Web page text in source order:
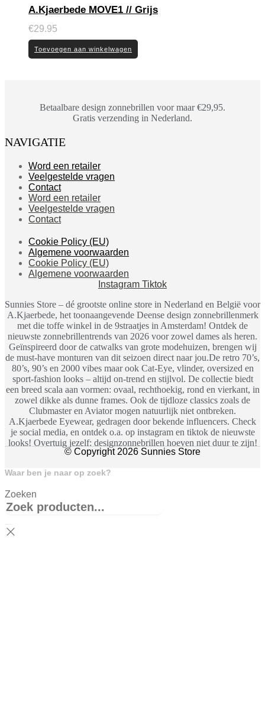
A.Kjaerbede MOVE1 // Grijs
€29.95
Toevoegen aan winkelwagen
Betaalbare design zonnebrillen voor maar €29,95.
Gratis verzending in Nederland.
NAVIGATIE
Word een retailer
Veelgestelde vragen
Contact
Word een retailer
Veelgestelde vragen
Contact
Cookie Policy (EU)
Algemene voorwaarden
Cookie Policy (EU)
Algemene voorwaarden
Instagram Tiktok
Sunnies Store – dé grootste online store in Nederland en België voor
A.Kjaerbede, het toonaangevende Deense design zonnebrillenmerk
met die toffe winkel in de 9straatjes in Amsterdam! Ontdek de
nieuwste zonnebrillentrends van 2026 voor zowel dames als heren.
Geïnspireerd door de catwalks van grote modehuizen, brengen wij
de must-have monturen van dit seizoen direct naar jou.De retro 70’s,
80’s, 90’s en 2000 vibes maar ook Cat-Eye, vlinder, oversized en
sport-fashion looks – altijd on-trend en stijlvol. De collectie biedt
een breed scala aan vormen: ovaal, rechthoekig, rond en vierkant, in
zowel dikke als dunne frames. Ook de tijdloze classics zoals de
Clubmaster en Aviator mogen natuurlijk niet ontbreken.
A.Kjaerbede Eyewear, gedragen door bekende influencers. Check
je social media, en ontdek o.a. op instagram en tiktok de nieuwste
looks! Overtuig jezelf: designzonnebrillen hoeven niet duur te zijn!
© Copyright 2026 Sunnies Store
Waar ben je naar op zoek?
Zoeken